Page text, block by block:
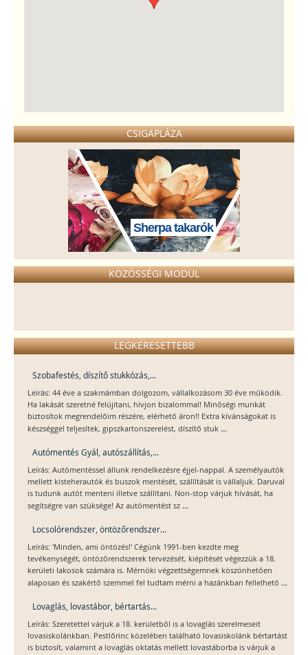
CSIGAPLÁZA
Sherpa takarók
KÖZÖSSÉGI MODUL
LEGKERESETTEBB
Szobafestés, díszítő stukkózás,...
Leírás: 44 éve a szakmámban dolgozom, vállalkozásom 30 éve működik.
Ha lakását szeretné felújítani, hívjon bizalommal! Minőségi munkát
biztosítok megrendelőim részére, elérhető áron!! Extra kívánságokat is
készséggel teljesítek, gipszkartonszerelést, díszítő stuk ...
Autómentés Gyál, autószállítás,...
Leírás: Autómentéssel állunk rendelkezésre éjjel-nappal. A személyautók
mellett kisteherautók és buszok mentését, szállítását is vállaljuk. Daruval
is tudunk autót menteni illetve szállítani. Non-stop várjuk hívását, ha
segítségre van szüksége! Az autómentést sz ...
Locsolórendszer, öntözőrendszer...
Leírás: 'Minden, ami öntözés!' Cégünk 1991-ben kezdte meg
tevékenységét, öntözőrendszerek tervezését, kiépítését végezzük a 18.
kerületi lakosok számára is. Mérnöki végzettségemnek köszönhetően
alaposan és szakértő szemmel fel tudtam mérni a hazánkban fellelhető ...
Lovaglás, lovastábor, bértartás...
Leírás: Szeretettel várjuk a 18. kerületből is a lovaglás szerelmeseit
lovasiskolánkban. Pestlőrinc közelében található lovasiskolánk bértartást
is biztosít, valamint a lovaglás oktatás mellett lovastáborba is várjuk a